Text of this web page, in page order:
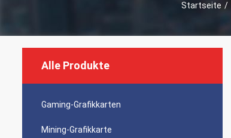
Startseite /
Alle Produkte
Gaming-Grafikkarten
Mining-Grafikkarte